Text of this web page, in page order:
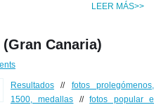
LEER MÁS>>
Canaria)
Resultados // fotos prolegómenos,
1500, medallas //fotos popular e